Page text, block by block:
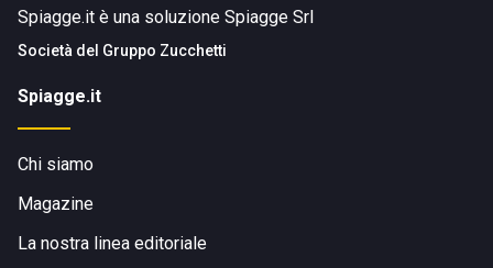
Spiagge.it è una soluzione Spiagge Srl
Società del Gruppo Zucchetti
Spiagge.it
Chi siamo
Magazine
La nostra linea editoriale